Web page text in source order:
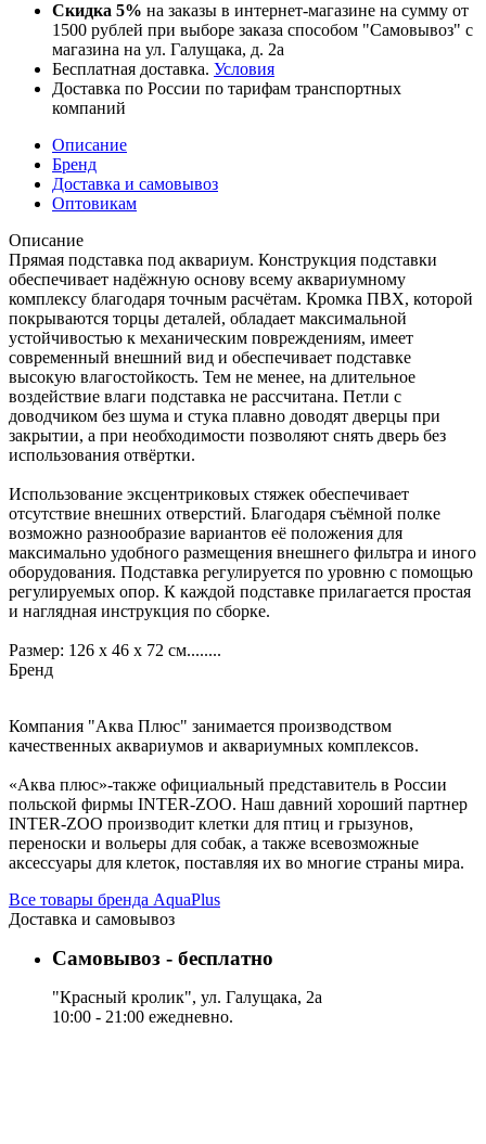
Скидка 5% на заказы в интернет-магазине на сумму от
1500 рублей при выборе заказа способом "Самовывоз" с
магазина на ул. Галущака, д. 2а
Бесплатная доставка. Условия
Доставка по России по тарифам транспортных
компаний
Описание
Бренд
Доставка и самовывоз
Оптовикам
Описание
Прямая подставка под аквариум. Конструкция подставки
обеспечивает надёжную основу всему аквариумному
комплексу благодаря точным расчётам. Кромка ПВХ, которой
покрываются торцы деталей, обладает максимальной
устойчивостью к механическим повреждениям, имеет
современный внешний вид и обеспечивает подставке
высокую влагостойкость. Тем не менее, на длительное
воздействие влаги подставка не рассчитана. Петли с
доводчиком без шума и стука плавно доводят дверцы при
закрытии, а при необходимости позволяют снять дверь без
использования отвёртки.
Использование эксцентриковых стяжек обеспечивает
отсутствие внешних отверстий. Благодаря съёмной полке
возможно разнообразие вариантов её положения для
максимально удобного размещения внешнего фильтра и иного
оборудования. Подставка регулируется по уровню с помощью
регулируемых опор. К каждой подставке прилагается простая
и наглядная инструкция по сборке.
Размер: 126 x 46 x 72 см........
Бренд
Компания "Аква Плюс" занимается производством
качественных аквариумов и аквариумных комплексов.
«Аква плюс»-также официальный представитель в России
польской фирмы INTER-ZOO. Наш давний хороший партнер
INTER-ZOO производит клетки для птиц и грызунов,
переноски и вольеры для собак, а также всевозможные
аксессуары для клеток, поставляя их во многие страны мира.
Все товары бренда AquaPlus
Доставка и самовывоз
Самовывоз - бесплатно
"Красный кролик", ул. Галущака, 2а
10:00 - 21:00 ежедневно.